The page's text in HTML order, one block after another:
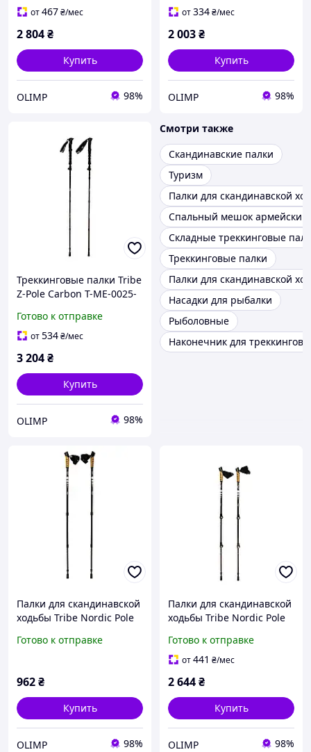
от467₴/мес
2 804₴
Купить
OLIMP 98%
от334₴/мес
2 003₴
Купить
OLIMP 98%
Треккинговые палки Tribe
Z-Pole Carbon T-ME-0025-
Готово к отправке
от534₴/мес
3 204₴
Купить
OLIMP 98%
Смотри также
Скандинавские палки
Туризм
Палки для скандинавской
Спальный мешок армейский
Складные треккинговые
Треккинговые палки
Палки для скандинавской
Насадки для рыбалки
Рыболовные
Наконечник для
Палки для скандинавской
ходьбы Tribe Nordic Pole
Готово к отправке
962₴
Купить
OLIMP 98%
Палки для скандинавской
ходьбы Tribe Nordic Pole
Готово к отправке
от441 ₴/мес
2 644₴
Купить
OLIMP 98%